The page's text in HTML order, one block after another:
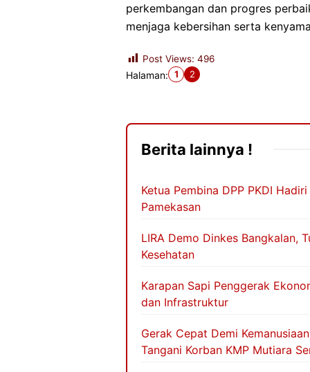
perkembangan dan progres
menjaga kebersihan serta
Post Views: 496
Halaman: 1 2
Berita lainnya !
Ketua Pembina DPP PKDI
Pamekasan
LIRA Demo Dinkes Bangkalan,
Kesehatan
Karapan Sapi Penggerak
dan Infrastruktur
Gerak Cepat Demi
Tangani Korban KMP Mutiara